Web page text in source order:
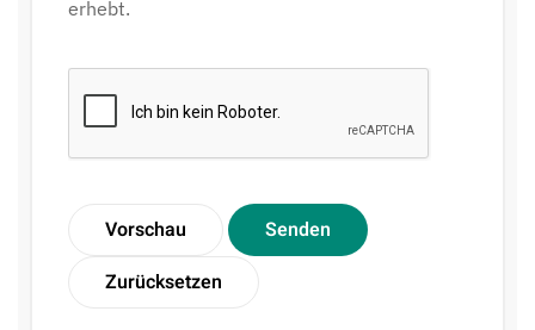
erhebt.
Vorschau
Senden
Zurücksetzen